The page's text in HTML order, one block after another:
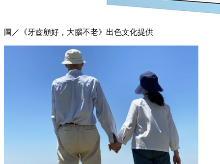
圖／《牙齒顧好，大腦不老》出色文化提供